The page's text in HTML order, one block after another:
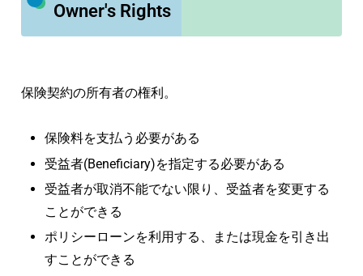
Owner's Rights
保険契約の所有者の権利。
保険料を支払う必要がある
受益者(Beneficiary)を指定する必要がある
受益者が取消不能でない限り、受益者を変更する
ことができる
ポリシーローンを利用する、または現金を引き出
すことができる